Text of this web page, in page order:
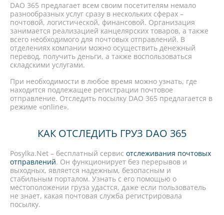
DAO 365 предлагает всем своим посетителям немало
разнообразных услуг сразу в нескольких сферах –
почтовой, логистической, финансовой. Организация
занимается реализацией канцелярских товаров, а также
всего необходимого для почтовых отправлений. В
отделениях компании можно осуществить денежный
перевод, получить деньги, а также воспользоваться
складскими услугами.
При необходимости в любое время можно узнать, где
находится подлежащее регистрации почтовое
отправление. Отследить посылку DAO 365 предлагается в
режиме «online».
КАК ОТСЛЕДИТЬ ГРУЗ DAO 365
Posylka.Net – бесплатный сервис отслеживания почтовых
отправлений. Он функционирует без перерывов и
выходных, является надежным, безопасным и
стабильным порталом. Узнать с его помощью о
местоположении груза удастся, даже если пользователь
не знает, какая почтовая служба регистрировала
посылку.